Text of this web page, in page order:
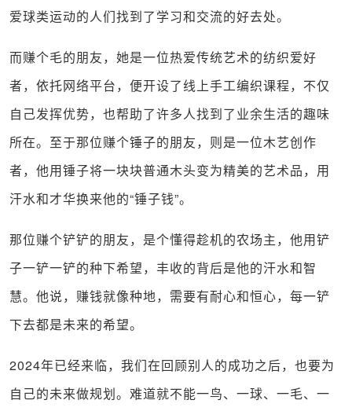
爱球类运动的人们找到了学习和交流的好去处。
而赚个毛的朋友，她是一位热爱传统艺术的纺织爱好
者，依托网络平台，便开设了线上手工编织课程，不仅
自己发挥优势，也帮助了许多人找到了业余生活的趣味
所在。至于那位赚个锤子的朋友，则是一位木艺创作
者，他用锤子将一块块普通木头变为精美的艺术品，用
汗水和才华换来他的“锤子钱”。
那位赚个铲铲的朋友，是个懂得趁机的农场主，他用铲
子一铲一铲的种下希望，丰收的背后是他的汗水和智
慧。他说，赚钱就像种地，需要有耐心和恒心，每一铲
下去都是未来的希望。
2024年已经来临，我们在回顾别人的成功之后，也要为
自己的未来做规划。难道就不能一鸟、一球、一毛、一